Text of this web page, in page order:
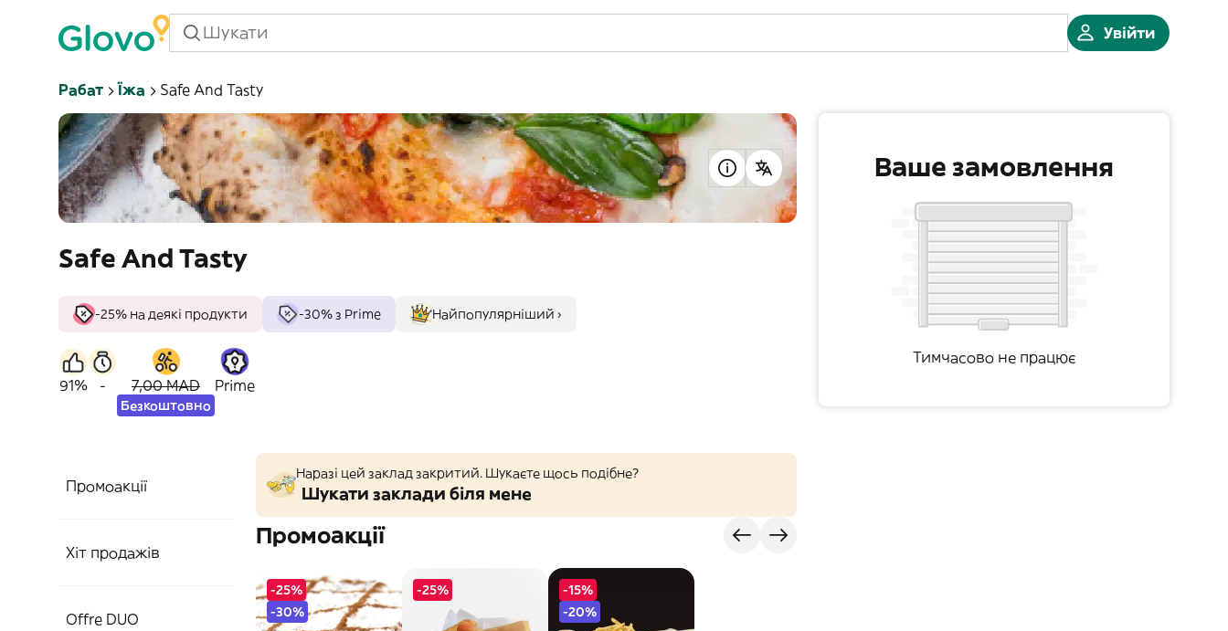
Увійти
Рабат Їжа Safe And Tasty
Safe And Tasty
-25% на деякі продукти -30% з Prime Найпопулярніший ›
91% - 7,00 MAD
Безкоштовно
Prime
Промоакції
Хіт продажів
Offre DUO
Наразі цей заклад закритий. Шукаєте щось подібне?
Шукати заклади біля мене
Промоакції
-25%
-30%
-25%
-15%
-20%
Ваше замовлення
Тимчасово не працює